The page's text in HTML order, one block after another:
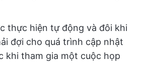
thực hiện tự động và đôi khi
đợi cho quá trình cập nhật
khi tham gia một cuộc họp